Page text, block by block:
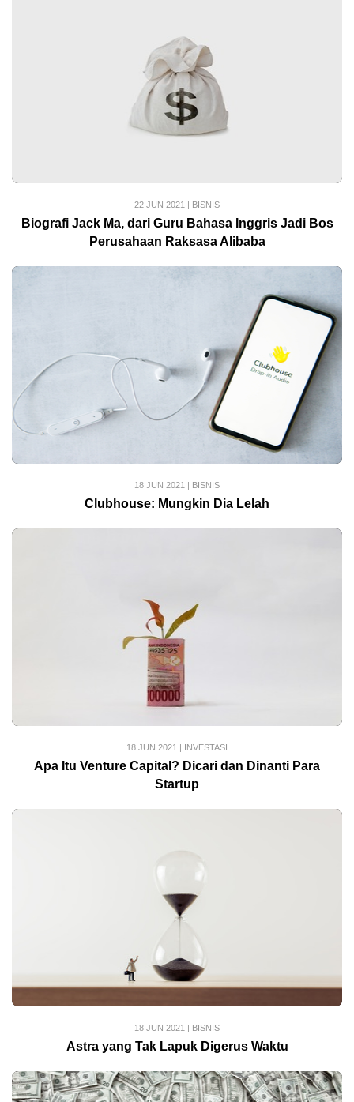
22 JUN 2021 | BISNIS
Biografi Jack Ma, dari Guru Bahasa Inggris Jadi Bos
Perusahaan Raksasa Alibaba
18 JUN 2021 | BISNIS
Clubhouse: Mungkin Dia Lelah
18 JUN 2021 | INVESTASI
Apa Itu Venture Capital? Dicari dan Dinanti Para
Startup
18 JUN 2021 | BISNIS
Astra yang Tak Lapuk Digerus Waktu